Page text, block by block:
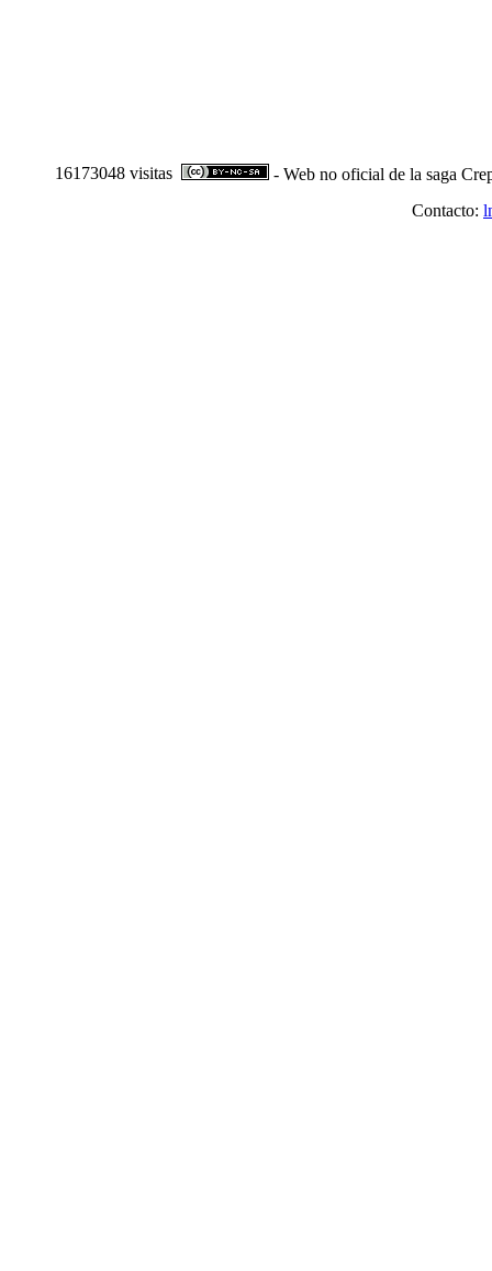
16173048 visitas
- Web no oficial de la saga
Contacto: